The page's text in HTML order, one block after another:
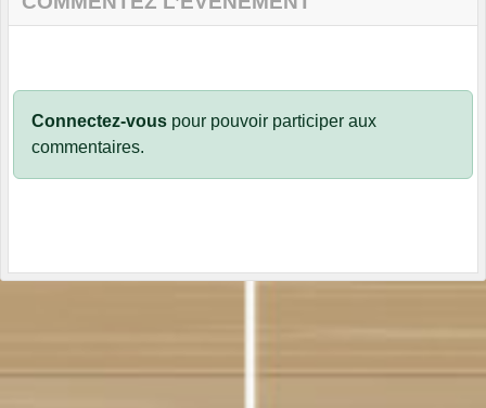
Connectez-vous pour pouvoir participer aux
commentaires.